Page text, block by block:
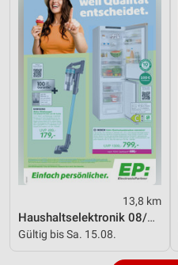
13,8 km
Haushaltselektronik 08/2026
Gültig bis Sa. 15.08.